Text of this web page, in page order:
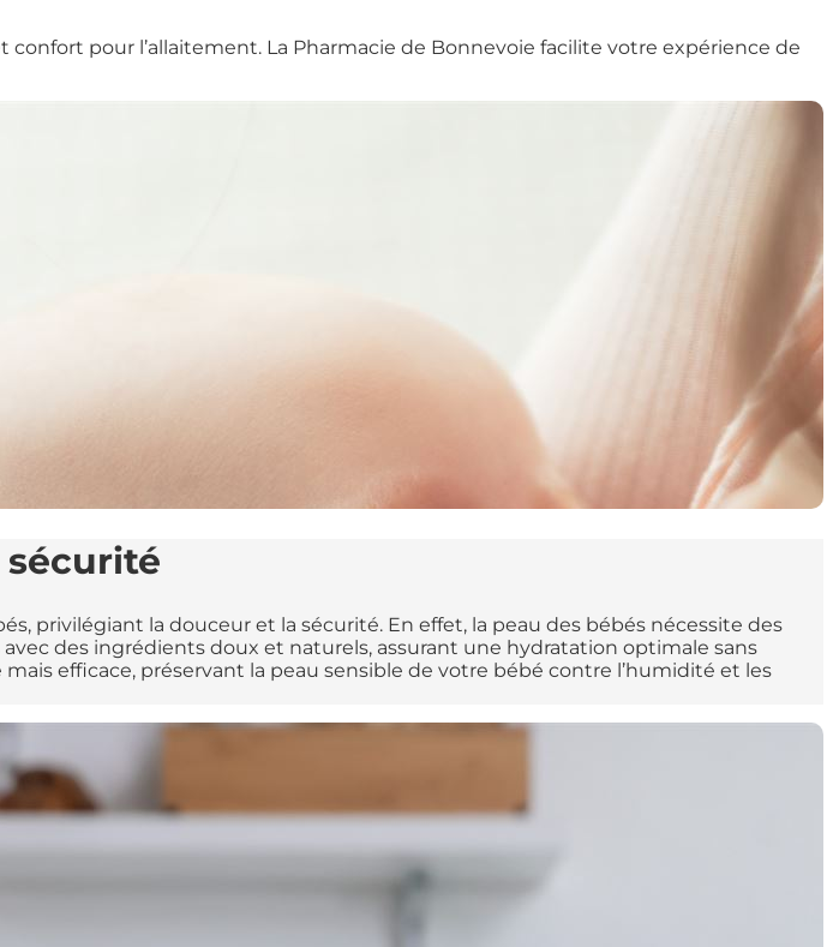
confort pour l’allaitement. La Pharmacie de Bonnevoie facilite votre expérience de
privilégiant la douceur et la sécurité. En effet, la peau des bébés nécessite des
des ingrédients doux et naturels, assurant une hydratation optimale sans
efficace, préservant la peau sensible de votre bébé contre l’humidité et les